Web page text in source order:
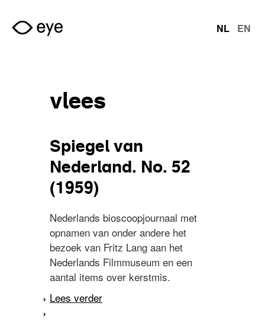
Overslaan en naar de inhoud gaan
talen
NL EN
vlees
Spiegel van
Nederland. No. 52
(1959)
Nederlands bioscoopjournaal met
opnamen van onder andere het
bezoek van Fritz Lang aan het
Nederlands Filmmuseum en een
aantal items over kerstmis.
Lees verder